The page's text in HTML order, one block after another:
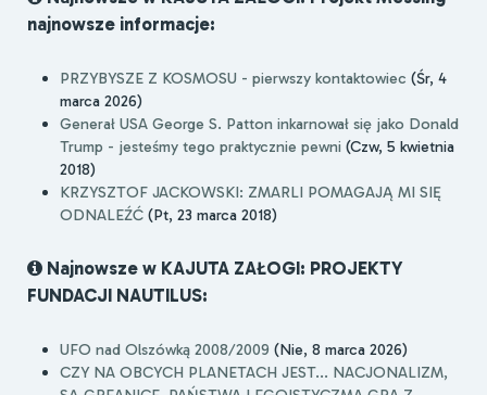
najnowsze informacje:
PRZYBYSZE Z KOSMOSU - pierwszy kontaktowiec (Śr, 4
marca 2026)
Generał USA George S. Patton inkarnował się jako Donald
Trump - jesteśmy tego praktycznie pewni (Czw, 5 kwietnia
2018)
KRZYSZTOF JACKOWSKI: ZMARLI POMAGAJĄ MI SIĘ
ODNALEŹĆ (Pt, 23 marca 2018)
Najnowsze w KAJUTA ZAŁOGI: PROJEKTY
FUNDACJI NAUTILUS:
UFO nad Olszówką 2008/2009 (Nie, 8 marca 2026)
CZY NA OBCYCH PLANETACH JEST... NACJONALIZM,